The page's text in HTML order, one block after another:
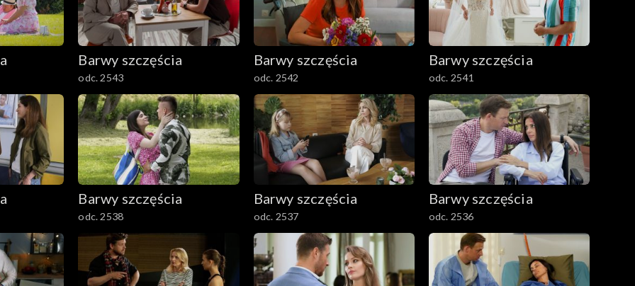
Barwy szczęścia
odc. 2543
Barwy szczęścia
odc. 2542
Barwy szczęścia
odc. 2541
Barwy szczęścia
odc. 2538
Barwy szczęścia
odc. 2537
Barwy szczęścia
odc. 2536